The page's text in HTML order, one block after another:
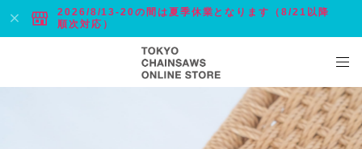
2026/8/13-20の間は夏季休業となります（8/21以降
順次対応）